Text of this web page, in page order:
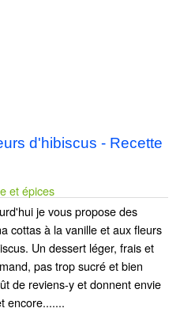
d'hibiscus - Recette
et épices
je vous propose des
cottas à la vanille et aux fleurs
Un dessert léger, frais et
pas trop sucré et bien
de reviens-y et donnent envie
encore.......